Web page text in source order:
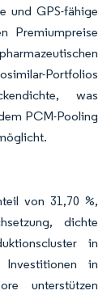
und GPS-fähige
Premiumpreise
Portfolios
was
PCM-Pooling
von 31,70 %,
dichte
in
in
unterstützen